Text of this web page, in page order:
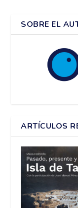
SOBRE EL
ARTÍCULOS